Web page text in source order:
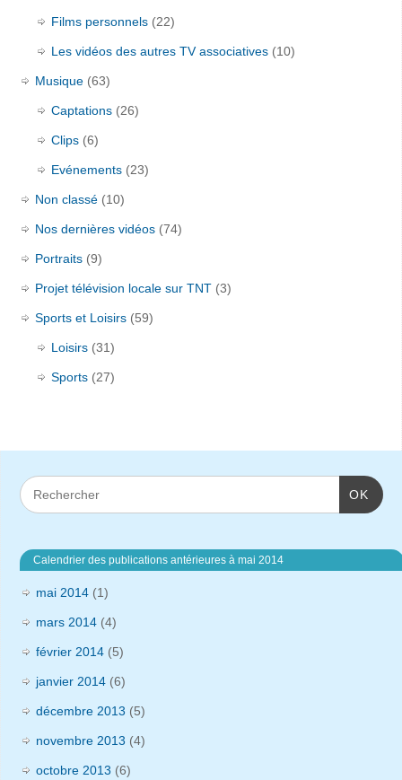
Films personnels (22)
Les vidéos des autres TV associatives (10)
Musique (63)
Captations (26)
Clips (6)
Evénements (23)
Non classé (10)
Nos dernières vidéos (74)
Portraits (9)
Projet télévision locale sur TNT (3)
Sports et Loisirs (59)
Loisirs (31)
Sports (27)
OK
Calendrier des publications antérieures à mai 2014
mai 2014 (1)
mars 2014 (4)
février 2014 (5)
janvier 2014 (6)
décembre 2013 (5)
novembre 2013 (4)
octobre 2013 (6)